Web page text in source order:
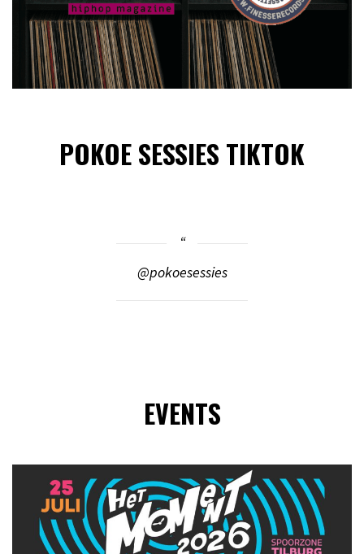
POKOE SESSIES TIKTOK
@pokoesessies
EVENTS